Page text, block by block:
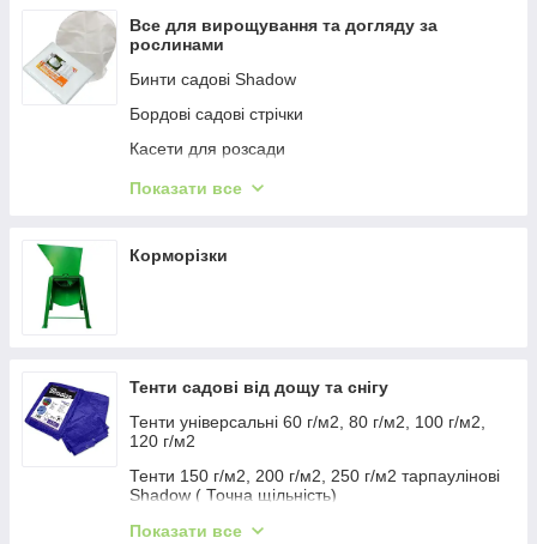
Все для вирощування та догляду за
рослинами
Бинти садові Shadow
Бордові садові стрічки
Касети для розсади
Кріплення для рослин
Показати все
Корморізки
Тенти садові від дощу та снігу
Тенти універсальні 60 г/м2, 80 г/м2, 100 г/м2,
120 г/м2
Тенти 150 г/м2, 200 г/м2, 250 г/м2 тарпаулінові
Shadow ( Точна щільність)
Тенти універсальні Plandeka 160 г/м2 210 г/м2
Показати все